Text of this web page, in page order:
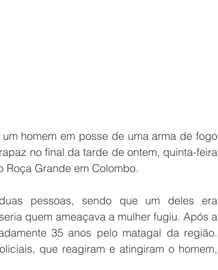
homem em posse de uma arma de fogo
no final da tarde de ontem, quinta-feira
Roça Grande em Colombo.
pessoas, sendo que um deles era
quem ameaçava a mulher fugiu. Após a
35 anos pelo matagal da região.
que reagiram e atingiram o homem,